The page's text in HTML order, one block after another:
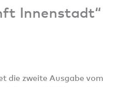
Innenstadt“
die zweite Ausgabe vom